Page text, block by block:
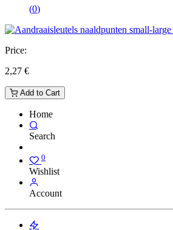
(0)
Price:
2,27 €
Add to Cart
Home
Search
0
Wishlist
Account